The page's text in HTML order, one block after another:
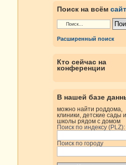
Поиск на всём
Расширенный поиск
Кто сейчас на
конференции
В нашей базе
можно найти роддома,
клиники, детские сады и
школы рядом с домом
Поиск по индексу (PLZ):
Поиск по городу